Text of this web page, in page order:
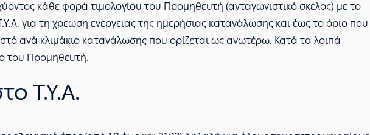
κάθε φορά τιμολογίου του Προμηθευτή (ανταγωνιστικό σκέλος) με το
για τη χρέωση ενέργειας της ημερήσιας κατανάλωσης και έως το όριο που
ανά κλιμάκιο κατανάλωσης που ορίζεται ως ανωτέρω. Κατά τα λοιπά
του Προμηθευτή.
Τ.Υ.Α.